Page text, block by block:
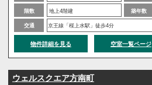
階数
地上4階建 築年数
交通
京王線「桜上水駅」徒歩4分
物件詳細を見る 空室一覧ページ
ウェルスクエア方南町